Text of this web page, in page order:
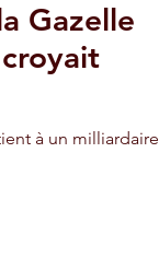
Gazelle
à un milliardaire